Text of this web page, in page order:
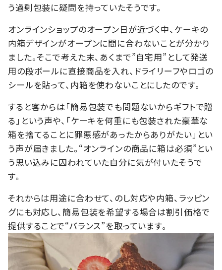
う過剰包装に疑問を持っていたそうです。
オンラインショップのオープン日が近づく中、ケーキの
内箱デザインがオープンに間に合わないことが分かり
ました。そこで考えた末、あくまで”自宅用”として発送
用の段ボールに直接商品を入れ、ドライリーフやロゴの
シールを貼って、内箱を使わないことにしたのです。
すると客からは「簡易包装でも問題ないからギフトで贈
る」という声や、「ケーキを何重にも包装された豪華な
箱を捨てることに罪悪感があったからありがたい」とい
う声が届きました。“オンラインの商品に箱は必須”とい
う思い込みに囚われていた自分に気が付いたそうで
す。
それからは用途に合わせて、のし対応や内箱、ラッピン
グにも対応し、簡易包装を希望する場合は割引価格で
提供することで“バランス”を取っています。